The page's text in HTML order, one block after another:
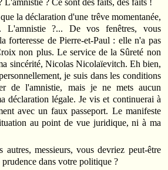
la déclaration d'une trêve momentanée,
L'amnistie ?... De vos fenêtres, vous
forteresse de Pierre‑et‑Paul : elle n'a pas
non plus. Le service de la Sûreté non
sincérité, Nicolas Nicolaïevitch. Eh bien,
je suis dans les conditions
de l'amnistie, mais je ne mets aucun
déclaration légale. Je vis et continuerai à
avec un faux passeport. Le manifeste
au point de vue juridique, ni à ma
autres, messieurs, vous devriez peut-être
dans votre politique ?